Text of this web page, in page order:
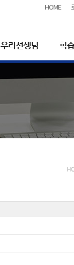
HOME
우리선생님 학